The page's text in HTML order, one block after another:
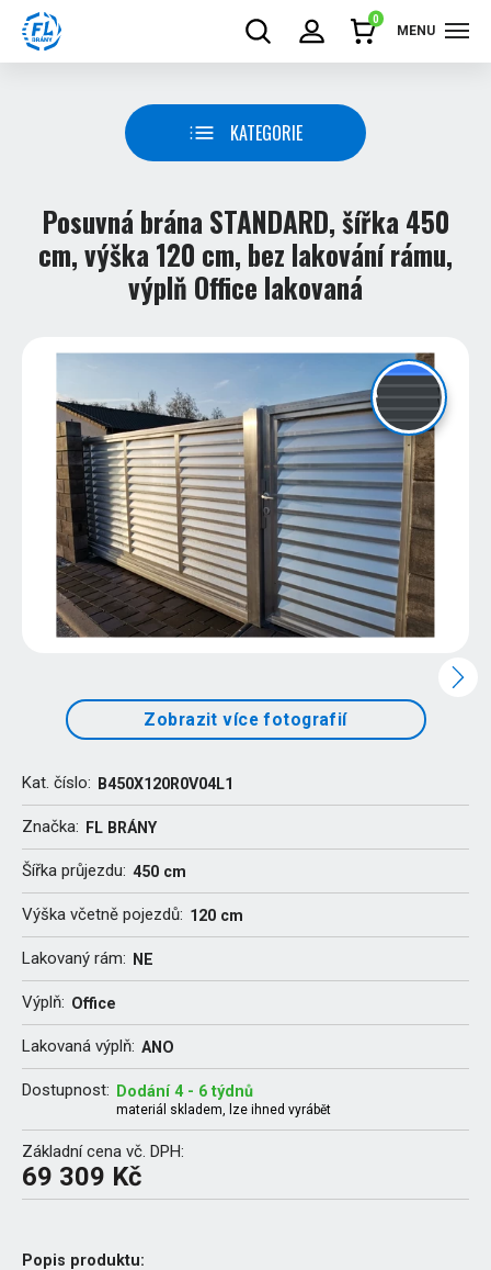
0
MENU
KATEGORIE
Posuvná brána STANDARD, šířka 450
cm, výška 120 cm, bez lakování rámu,
výplň Office lakovaná
Zobrazit více fotografií
Kat. číslo: B450X120R0V04L1
Značka: FL BRÁNY
Šířka průjezdu: 450 cm
Výška včetně pojezdů: 120 cm
Lakovaný rám: NE
Výplň: Office
Lakovaná výplň: ANO
Dostupnost: Dodání 4 - 6 týdnů
materiál skladem, lze ihned vyrábět
Základní cena vč. DPH:
69 309 Kč
Popis produktu: